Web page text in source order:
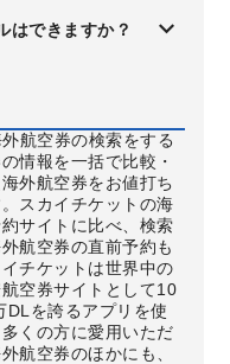
はできますか？
航空券の検索をする
情報を一括で比較・
外航空券をお値打ち
スカイチケットの海
サイトに比べ、検索
航空券の直前予約も
チケットは世界中の
空券サイトとして10
を誇るアプリを使
くの方に愛用いただ
航空券のほかにも、